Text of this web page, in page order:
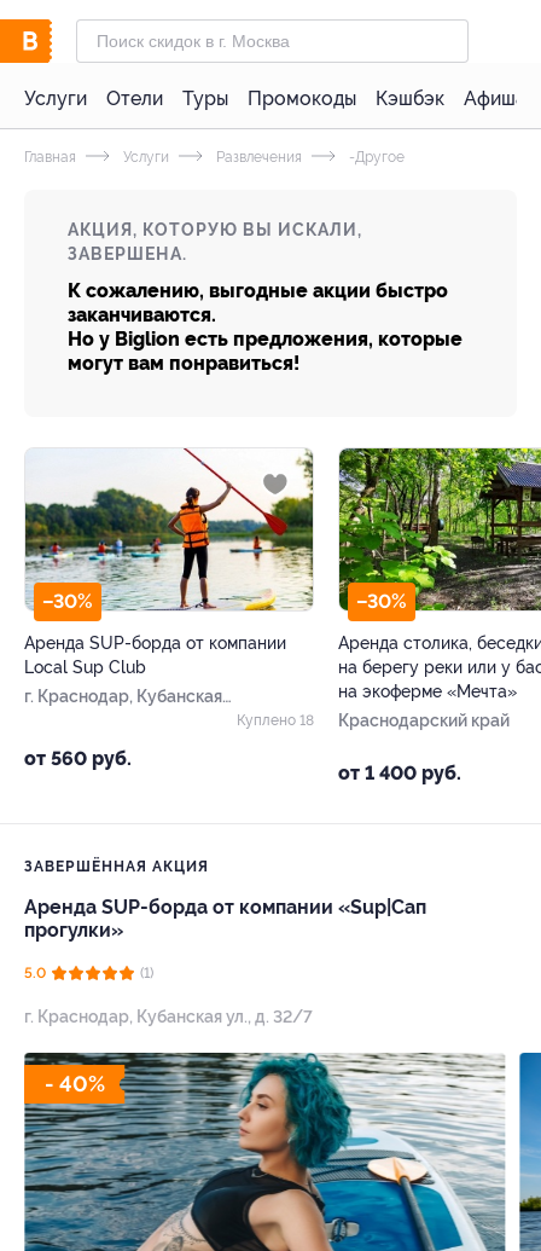
Услуги Отели Туры Промокоды Кэшбэк Афиша
Главная Услуги Развлечения -Другое
АКЦИЯ, КОТОРУЮ ВЫ ИСКАЛИ,
ЗАВЕРШЕНА.
К сожалению, выгодные акции быстро
заканчиваются.
Но у Biglion есть предложения, которые
могут вам понравиться!
–30%
Аренда SUP-борда от компании
Local Sup Club
г. Краснодар, Кубанская
от 560 руб.
Куплено 18
–30%
Аренда столика,
на берегу реки или у
на экоферме «Мечта»
Краснодарский край
от 1 400 руб.
ЗАВЕРШЁННАЯ АКЦИЯ
Аренда SUP-борда от компании «Sup|Сап
прогулки»
5.0 (1)
г. Краснодар, ​Кубанская ул., д. 32/7
- 40%